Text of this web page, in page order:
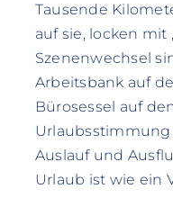
Tausende
auf sie, locken mit
Szenenwechsel
Arbeitsbank auf
Bürosessel auf
Urlaubsstimmung
Auslauf und
Urlaub ist wie ein